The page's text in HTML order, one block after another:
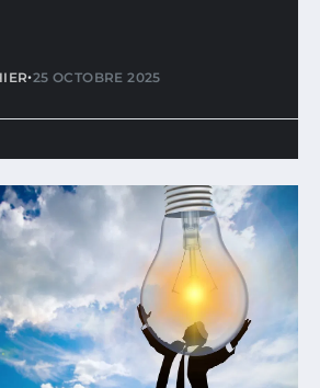
•25 OCTOBRE 2025